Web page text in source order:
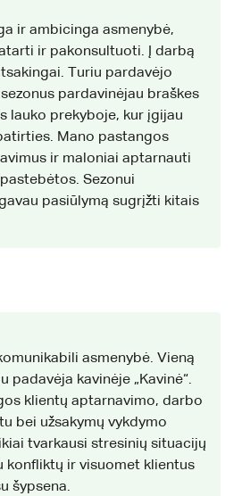
ir ambicinga asmenybė,
ir pakonsultuoti. Į darbą
Turiu pardavėjo
pardavinėjau braškes
lauko prekyboje, kur įgijau
Mano pastangos
ir maloniai aptarnauti
Sezonui
pasiūlymą sugrįžti kitais
asmenybė. Vieną
padavėja kavinėje „Kavinė“.
klientų aptarnavimo, darbo
bei užsakymų vykdymo
tvarkausi stresinių situacijų
konfliktų ir visuomet klientus
šypsena.